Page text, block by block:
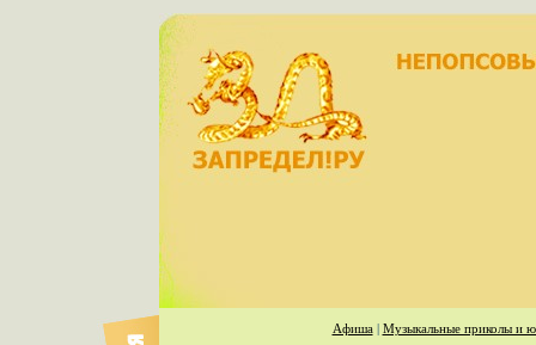
Афиша| Музыкальные приколы и